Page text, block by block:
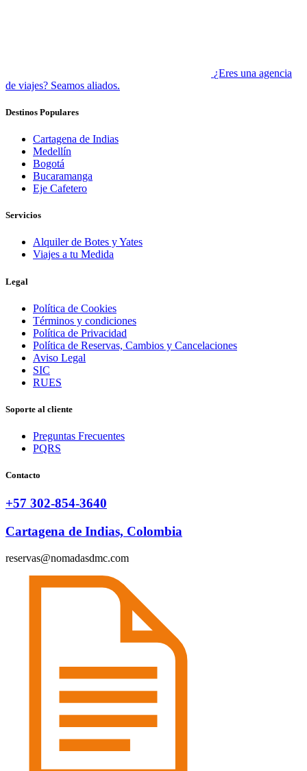
¿Eres una agencia
de viajes? Seamos aliados.
Destinos Populares
Cartagena de Indias
Medellín
Bogotá
Bucaramanga
Eje Cafetero
Servicios
Alquiler de Botes y Yates
Viajes a tu Medida
Legal
Política de Cookies
Términos y condiciones
Política de Privacidad
Política de Reservas, Cambios y Cancelaciones
Aviso Legal
SIC
RUES
Soporte al cliente
Preguntas Frecuentes
PQRS
Contacto
+57 302-854-3640
Cartagena de Indias, Colombia
reservas@nomadasdmc.com